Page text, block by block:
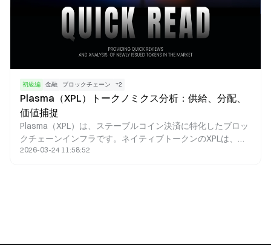
初級編 金融 ブロックチェーン +2
Plasma（XPL）トークノミクス分析：供給、分配、
価値捕捉
Plasma（XPL）は、ステーブルコイン決済に特化したブロッ
クチェーンインフラです。ネイティブトークンのXPLは、ガ
ス料金の支払い、バリデータへのインセンティブ、ガバナン
2026-03-24 11:58:52